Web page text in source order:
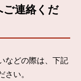
ご連絡くだ
などの際は、下記
さい。